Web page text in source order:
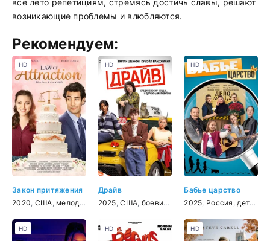
всё лето репетициям, стремясь достичь славы, решают
возникающие проблемы и влюбляются.
Рекомендуем:
Закон притяжения
2020 США мелодрама
HD
Драйв
2025 ,США боевик , мелодрама,комедия
HD
Бабье царство
2025 Россия детектив
HD
HD HD HD